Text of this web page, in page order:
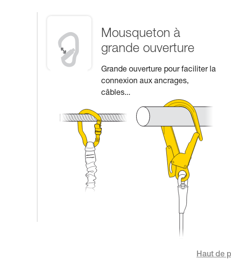
Mousqueton à
grande ouverture
Grande ouverture pour faciliter la
connexion aux ancrages,
câbles...
Haut de